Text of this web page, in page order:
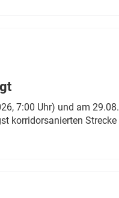
7:00 Uhr) und am
korridorsanierten